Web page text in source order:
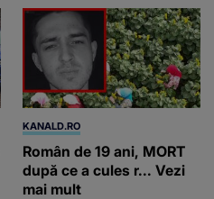
KANALD.RO
Român de 19 ani, MORT
după ce a cules r... Vezi
mai mult